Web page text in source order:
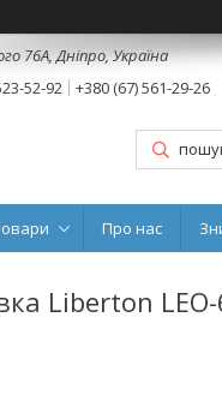
76А, Дніпро, Україна
52-92
+380 (67) 561-29-26
Про нас
Liberton